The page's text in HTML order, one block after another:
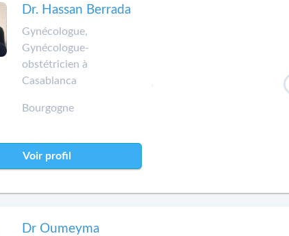
Dr. Hassan Berrada
Gynécologue,
Gynécologue-
obstétricien à
Casablanca
Bourgogne
Voir profil
Dr Oumeyma